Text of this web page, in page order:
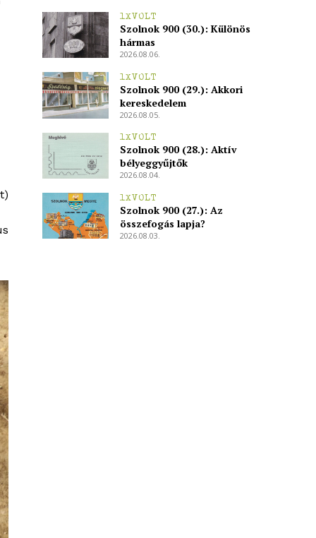
1XVOLT
Szolnok 900 (30.): Különös
hármas
2026.08.06.
1XVOLT
Szolnok 900 (29.): Akkori
kereskedelem
2026.08.05.
1XVOLT
Szolnok 900 (28.): Aktív
bélyeggyűjtők
2026.08.04.
1XVOLT
Szolnok 900 (27.): Az
összefogás lapja?
2026.08.03.